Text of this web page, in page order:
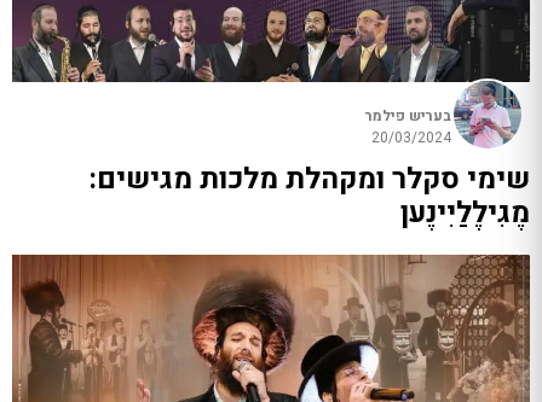
בעריש פילמר
20/03/2024
שימי סקלר ומקהלת מלכות מגישים:
מֶגִילֶלַיִינֶען